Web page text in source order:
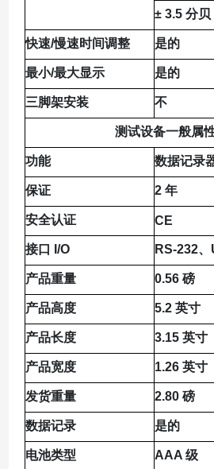
± 3.5 分贝
快速/慢速时间调整 是的
最小/最大显示 是的
三脚架安装 不
测试设备一般属
功能 数据记录
保证 2 年
安全认证 CE
接口 I/O RS-232
产品重量 0.56 磅
产品高度 5.2 英寸
产品长度 3.15 英寸
产品宽度 1.26 英寸
发货重量 2.80 磅
数据记录 是的
电池类型 AAA 级